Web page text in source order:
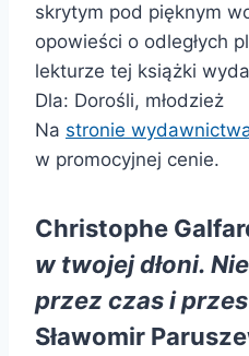
skrytym pod pięknym
opowieści o odległych
lekturze tej książki
Dla: Dorośli, młodzież
Na stronie
w promocyjnej cenie.
Christophe
w twojej dłoni.
przez czas i
Sławomir